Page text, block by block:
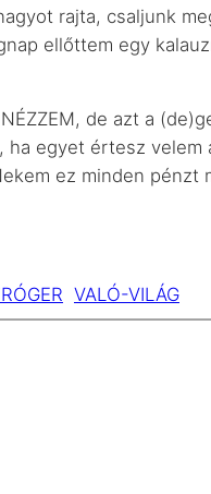
rajta, csaljunk
ellőttem egy
de azt a
ha egyet értesz velem
ez minden pénzt
VALÓ-VILÁG